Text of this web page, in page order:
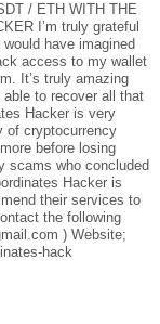
/ ETH WITH THE
I’m truly grateful
have imagined
access to my wallet
It’s truly amazing
to recover all that
Hacker is very
of cryptocurrency
before losing
scams who concluded
Hacker is
their services to
the following
) Website;
hack